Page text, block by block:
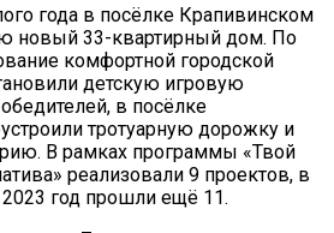
года в посёлке Крапивинском
новый 33-квартирный дом. По
комфортной городской
детскую игровую
в посёлке
тротуарную дорожку и
В рамках программы «Твой
реализовали 9 проектов, в
год прошли ещё 11.